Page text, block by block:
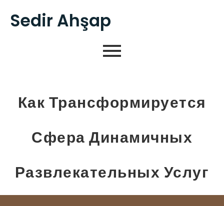
Sedir Ahşap
Как Трансформируется
Сфера Динамичных
Развлекательных Услуг